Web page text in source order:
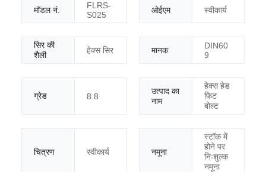
मॉडल नं.
FLRS-
S025
ओईएम स्वीकार्य
सिर की
शैली
हेक्स सिर मानक
DIN60
9
ग्रेड 8.8
उत्पाद का
नाम
हेक्स हेड
फिट
बोल्ट
चित्रण स्वीकार्य नमूना
स्टॉक में
होने पर
निःशुल्क
नमूना